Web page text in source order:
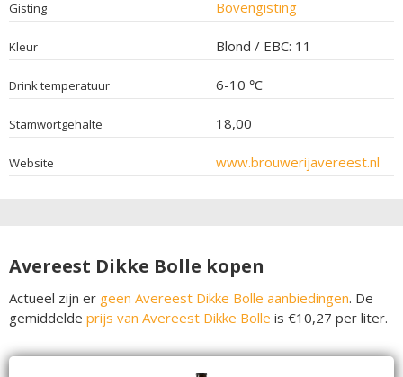
Gisting Bovengisting
Kleur Blond / EBC: 11
Drink temperatuur 6-10 ℃
Stamwortgehalte 18,00
Website www.brouwerijavereest.nl
Avereest Dikke Bolle kopen
Actueel zijn er geen Avereest Dikke Bolle aanbiedingen. De
gemiddelde prijs van Avereest Dikke Bolle is €10,27 per liter.